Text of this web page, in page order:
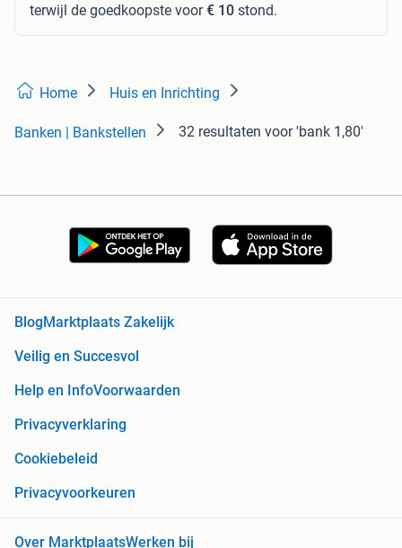
terwijl de goedkoopste voor€ 10 stond.
Home Huis en Inrichting
Banken | Bankstellen 32 resultaten voor 'bank 1,80'
BlogMarktplaats Zakelijk
Veilig en Succesvol
Help en InfoVoorwaarden
Privacyverklaring
Cookiebeleid
Privacyvoorkeuren
Over MarktplaatsWerken bij